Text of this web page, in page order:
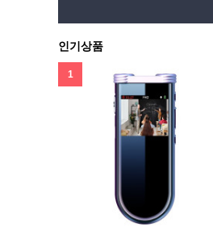
인기상품
1